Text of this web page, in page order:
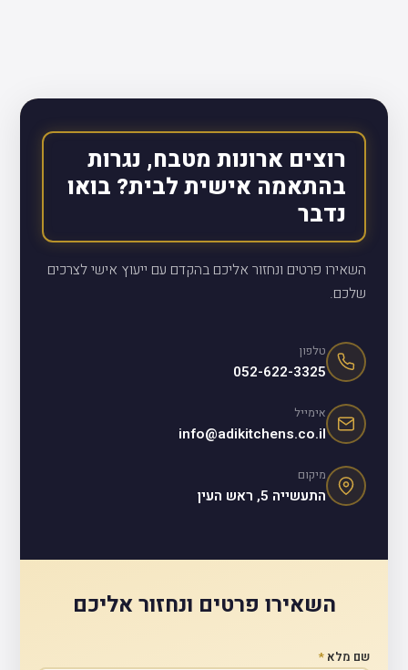
רוצים ארונות מטבח, נגרות
בהתאמה אישית לבית? בואו
נדבר
השאירו פרטים ונחזור אליכם בהקדם עם ייעוץ אישי לצרכים
שלכם.
טלפון
052-622-3325
אימייל
info@adikitchens.co.il
מיקום
התעשייה 5, ראש העין
השאירו פרטים ונחזור אליכם
שם מלא*